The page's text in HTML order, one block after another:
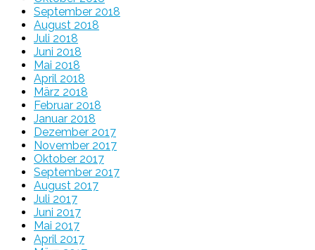
September 2018
August 2018
Juli 2018
Juni 2018
Mai 2018
April 2018
März 2018
Februar 2018
Januar 2018
Dezember 2017
November 2017
Oktober 2017
September 2017
August 2017
Juli 2017
Juni 2017
Mai 2017
April 2017